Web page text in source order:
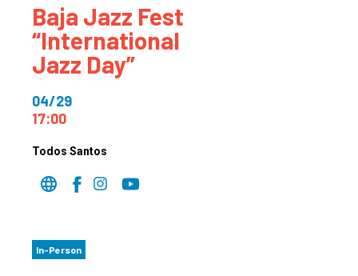
Baja Jazz Fest
“International
Jazz Day”
04/29
17:00
Todos Santos
In-Person